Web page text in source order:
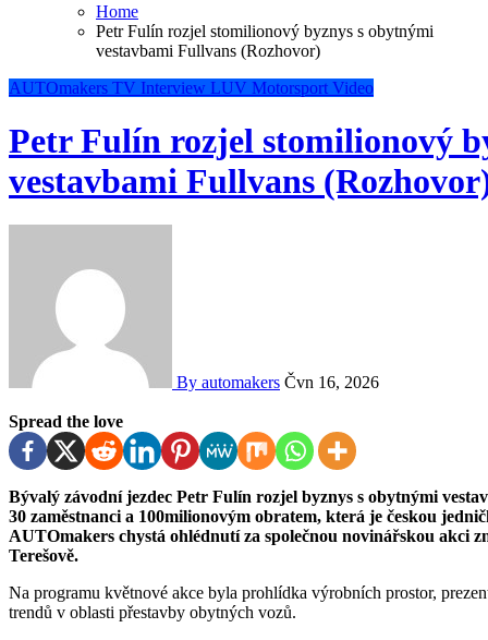
Home
Petr Fulín rozjel stomilionový byznys s obytnými
vestavbami Fullvans (Rozhovor)
AUTOmakers TV Interview LUV Motorsport Video
Petr Fulín rozjel stomilionový
vestavbami Fullvans
By automakers Čvn 16, 2026
Spread the love
Bývalý závodní jezdec Petr Fulín rozjel byznys s obytnými vestavbami do LUV vozů. Za čtyři roky vybudoval firmu se
30 zaměstnanci a 100milionovým obratem, která je českou
AUTOmakers chystá ohlédnutí za společnou novinářskou akci
Terešově.
Na programu květnové akce byla prohlídka výrobních prostor,
trendů v oblasti přestavby obytných vozů.